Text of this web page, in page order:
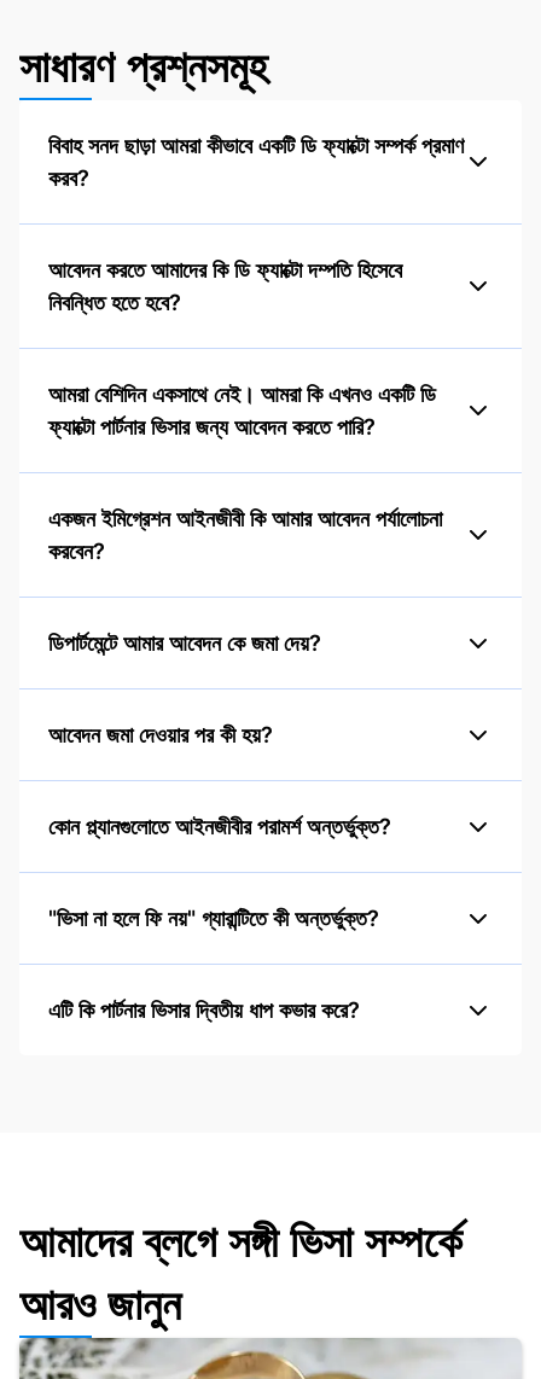
সাধারণ প্রশ্নসমূহ
বিবাহ সনদ ছাড়া আমরা কীভাবে একটি ডি ফ্যাক্টো সম্পর্ক প্রমাণ
করব?
আবেদন করতে আমাদের কি ডি ফ্যাক্টো দম্পতি হিসেবে
নিবন্ধিত হতে হবে?
আমরা বেশিদিন একসাথে নেই। আমরা কি এখনও একটি ডি
ফ্যাক্টো পার্টনার ভিসার জন্য আবেদন করতে পারি?
একজন ইমিগ্রেশন আইনজীবী কি আমার আবেদন পর্যালোচনা
করবেন?
ডিপার্টমেন্টে আমার আবেদন কে জমা দেয়?
আবেদন জমা দেওয়ার পর কী হয়?
কোন প্ল্যানগুলোতে আইনজীবীর পরামর্শ অন্তর্ভুক্ত?
"ভিসা না হলে ফি নয়" গ্যারান্টিতে কী অন্তর্ভুক্ত?
এটি কি পার্টনার ভিসার দ্বিতীয় ধাপ কভার করে?
আমাদের ব্লগে সঙ্গী ভিসা সম্পর্কে
আরও জানুন